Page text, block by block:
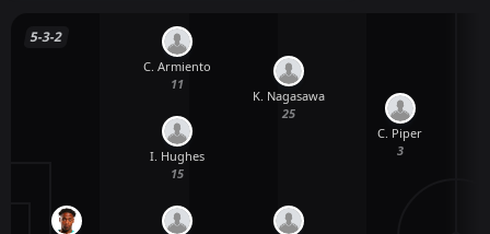
5-3-2
I. Hughes
15
C. Armiento
11
K. Nagasawa
25
C. Piper
3